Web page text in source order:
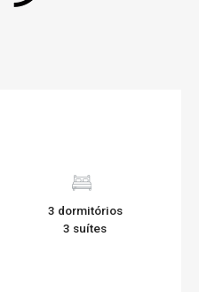
3 dormitórios
3 suítes